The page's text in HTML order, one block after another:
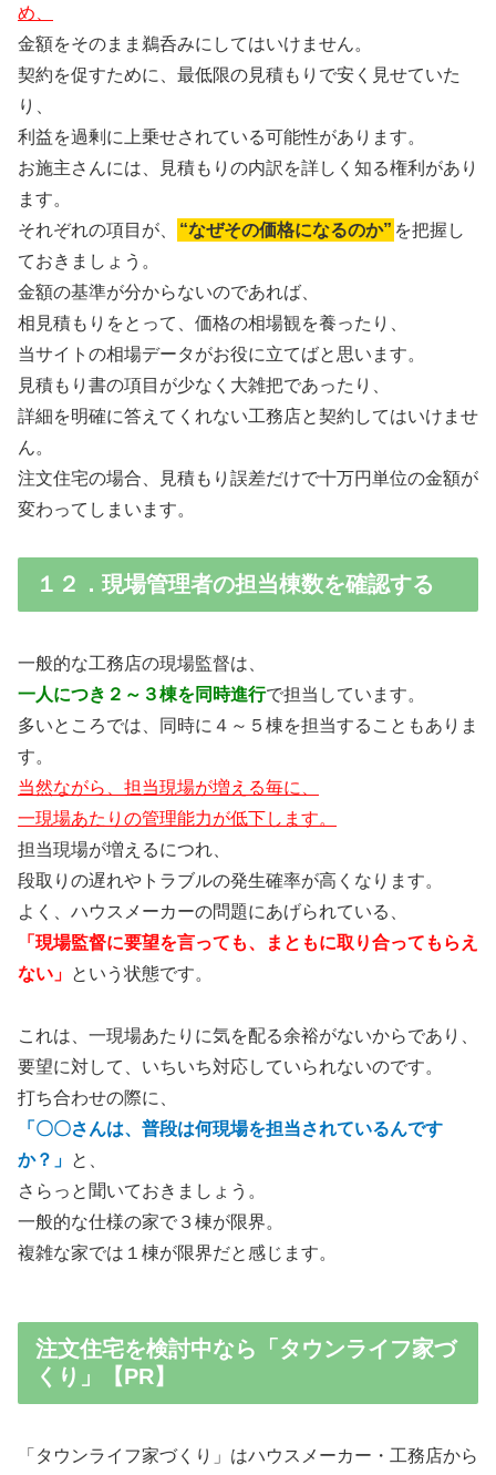
め、
金額をそのまま鵜呑みにしてはいけません。
契約を促すために、最低限の見積もりで安く見せていた
り、
利益を過剰に上乗せされている可能性があります。
お施主さんには、見積もりの内訳を詳しく知る権利があり
ます。
それぞれの項目が、
“なぜその価格になるのか” を把握し
ておきましょう。
金額の基準が分からないのであれば、
相見積もりをとって、価格の相場観を養ったり、
当サイトの相場データがお役に立てばと思います。
見積もり書の項目が少なく大雑把であったり、
詳細を明確に答えてくれない工務店と契約してはいけませ
ん。
注文住宅の場合、見積もり誤差だけで十万円単位の金額が
変わってしまいます。
１２．現場管理者の担当棟数を確認する
一般的な工務店の現場監督は、
一人につき２～３棟を同時進行で担当しています。
多いところでは、同時に４～５棟を担当することもありま
す。
当然ながら、担当現場が増える毎に、
一現場あたりの管理能力が低下します。
担当現場が増えるにつれ、
段取りの遅れやトラブルの発生確率が高くなります。
よく、ハウスメーカーの問題にあげられている、
「現場監督に要望を言っても、まともに取り合ってもらえ
ない」 という状態です。
これは、一現場あたりに気を配る余裕がないからであり、
要望に対して、いちいち対応していられないのです。
打ち合わせの際に、
「〇〇さんは、普段は何現場を担当されているんです
か？」 と、
さらっと聞いておきましょう。
一般的な仕様の家で３棟が限界。
複雑な家では１棟が限界だと感じます。
注文住宅を検討中なら「タウンライフ家づ
くり」【PR】
「タウンライフ家づくり」はハウスメーカー・工務店から